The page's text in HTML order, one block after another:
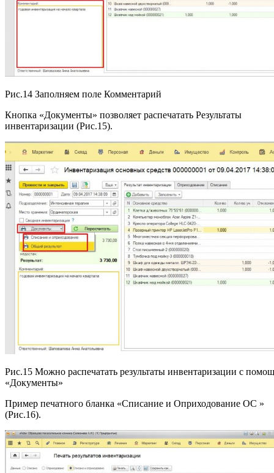
Рис.14 Заполняем поле Комментарий
Кнопка «Документы» позволяет распечатать Результаты
инвентаризации (Рис.15).
Рис.15 Можно распечатать результаты инвентаризации с
«Документы»
Пример печатного бланка «Списание и Оприходование ОС »
(Рис.16).